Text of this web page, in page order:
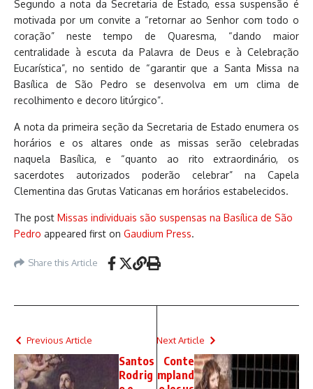
Segundo a nota da Secretaria de Estado, essa suspensão é
motivada por um convite a “retornar ao Senhor com todo o
coração” neste tempo de Quaresma, “dando maior
centralidade à escuta da Palavra de Deus e à Celebração
Eucarística”, no sentido de “garantir que a Santa Missa na
Basílica de São Pedro se desenvolva em um clima de
recolhimento e decoro litúrgico”.
A nota da primeira seção da Secretaria de Estado enumera os
horários e os altares onde as missas serão celebradas
naquela Basílica, e “quanto ao rito extraordinário, os
sacerdotes autorizados poderão celebrar” na Capela
Clementina das Grutas Vaticanas em horários estabelecidos.
The post Missas individuais são suspensas na Basílica de São
Pedro appeared first on Gaudium Press.
Share this Article
Previous Article
Santos
Rodrig
Next Article
Conte
mpland